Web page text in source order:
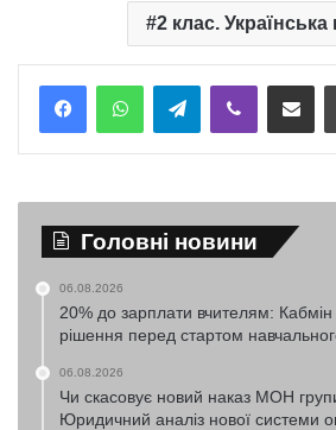
2 клас.
TelegramViber Надіслати
Головні новини
06.08.2026
20% до зарплати вчителям: Кабмін
рішення перед стартом
06.08.2026
Чи скасовує новий наказ МОН
Юридичний аналіз нової системи